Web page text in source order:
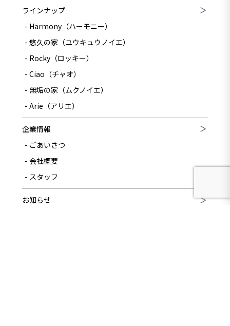
ラインナップ
Harmony（ハーモニー）
悠久の家（ユウキュウノイエ）
Rocky（ロッキー）
Ciao（チャオ）
無垢の家（ムクノイエ）
Arie（アリエ）
企業情報
ごあいさつ
会社概要
スタッフ
お知らせ